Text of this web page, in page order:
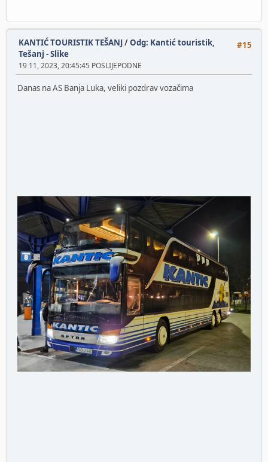
#15
KANTIĆ TOURISTIK TEŠANJ/Odg: Kantić touristik,
Tešanj - Slike
19 11, 2023, 20:45:45 POSLIJEPODNE
Danas na AS Banja Luka, veliki pozdrav vozačima